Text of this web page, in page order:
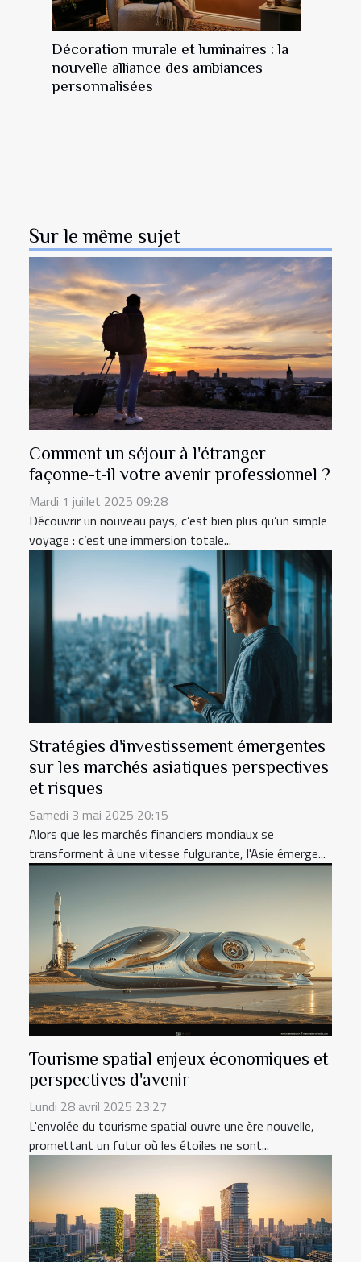
Décoration murale et luminaires : la
nouvelle alliance des ambiances
personnalisées
Sur le même sujet
Comment un séjour à l'étranger
façonne-t-il votre avenir professionnel ?
Mardi 1 juillet 2025 09:28
Découvrir un nouveau pays, c’est bien plus qu’un simple
voyage : c’est une immersion totale...
Stratégies d'investissement émergentes
sur les marchés asiatiques perspectives
et risques
Samedi 3 mai 2025 20:15
Alors que les marchés financiers mondiaux se
transforment à une vitesse fulgurante, l'Asie émerge...
Tourisme spatial enjeux économiques et
perspectives d'avenir
Lundi 28 avril 2025 23:27
L'envolée du tourisme spatial ouvre une ère nouvelle,
promettant un futur où les étoiles ne sont...